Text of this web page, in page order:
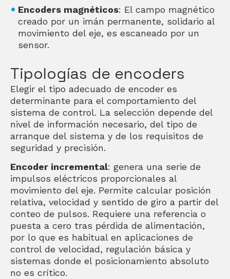
Encoders magnéticos: El campo magnético
creado por un imán permanente, solidario al
movimiento del eje, es escaneado por un
sensor.
Tipologías de encoders
Elegir el tipo adecuado de encoder es
determinante para el comportamiento del
sistema de control. La selección depende del
nivel de información necesario, del tipo de
arranque del sistema y de los requisitos de
seguridad y precisión.
Encoder incremental: genera una serie de
impulsos eléctricos proporcionales al
movimiento del eje. Permite calcular posición
relativa, velocidad y sentido de giro a partir del
conteo de pulsos. Requiere una referencia o
puesta a cero tras pérdida de alimentación,
por lo que es habitual en aplicaciones de
control de velocidad, regulación básica y
sistemas donde el posicionamiento absoluto
no es crítico.